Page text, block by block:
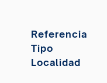
Referencia
Tipo
Localidad